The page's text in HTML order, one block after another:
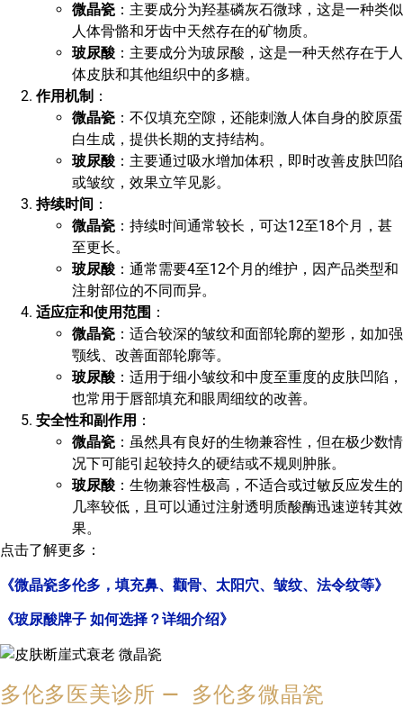
微晶瓷 ：主要成分为羟基磷灰石微球，这是一种类似
人体骨骼和牙齿中天然存在的矿物质。
玻尿酸 ：主要成分为玻尿酸，这是一种天然存在于人
体皮肤和其他组织中的多糖。
作用机制 ：
微晶瓷 ：不仅填充空隙，还能刺激人体自身的胶原蛋
白生成，提供长期的支持结构。
玻尿酸 ：主要通过吸水增加体积，即时改善皮肤凹陷
或皱纹，效果立竿见影。
持续时间 ：
微晶瓷 ：持续时间通常较长，可达12至18个月，甚
至更长。
玻尿酸 ：通常需要4至12个月的维护，因产品类型和
注射部位的不同而异。
适应症和使用范围 ：
微晶瓷 ：适合较深的皱纹和面部轮廓的塑形，如加强
颚线、改善面部轮廓等。
玻尿酸 ：适用于细小皱纹和中度至重度的皮肤凹陷，
也常用于唇部填充和眼周细纹的改善。
安全性和副作用 ：
微晶瓷 ：虽然具有良好的生物兼容性，但在极少数情
况下可能引起较持久的硬结或不规则肿胀。
玻尿酸 ：生物兼容性极高，不适合或过敏反应发生的
几率较低，且可以通过注射透明质酸酶迅速逆转其效
果。
点击了解更多：
《微晶瓷多伦多，填充鼻、颧骨、太阳穴、皱纹、法令纹等》
《玻尿酸牌子 如何选择？详细介绍》
多伦多医美诊所 — 多伦多微晶瓷